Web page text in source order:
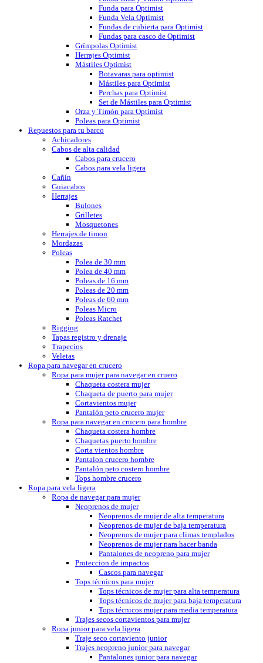
Funda para Optimist
Funda Vela Optimist
Fundas de cubierta para Optimist
Fundas para casco de Optimist
Grímpolas Optimist
Herrajes Optimist
Mástiles Optimist
Botavaras para optimist
Mástiles para Optimist
Perchas para Optimist
Set de Mástiles para Optimist
Orza y Timón para Optimist
Poleas para Optimist
Repuestos para tu barco
Achicadores
Cabos de alta calidad
Cabos para crucero
Cabos para vela ligera
Cañín
Guiacabos
Herrajes
Bulones
Grilletes
Mosquetones
Herrajes de timon
Mordazas
Poleas
Polea de 30 mm
Polea de 40 mm
Poleas de 16 mm
Poleas de 20 mm
Poleas de 60 mm
Poleas Micro
Poleas Ratchet
Rigging
Tapas registro y drenaje
Trapecios
Veletas
Ropa para navegar en crucero
Ropa para mujer para navegar en cruero
Chaqueta costera mujer
Chaqueta de puerto para mujer
Cortavientos mujer
Pantalón peto crucero mujer
Ropa para navegar en crucero para hombre
Chaqueta costera hombre
Chaquetas puerto hombre
Corta vientos hombre
Pantalon crucero hombre
Pantalón peto costero hombre
Tops hombre crucero
Ropa para vela ligera
Ropa de navegar para mujer
Neoprenos de mujer
Neoprenos de mujer de alta temperatura
Neoprenos de mujer de baja temperatura
Neoprenos de mujer para climas templados
Neoprenos de mujer para hacer banda
Pantalones de neopreno para mujer
Proteccion de impactos
Cascos para navegar
Tops técnicos para mujer
Tops técnicos de mujer para alta temperatura
Tops técnicos de mujer para baja temperatura
Tops técnicos mujer para media temperatura
Trajes secos cortavientos para mujer
Ropa junior para vela ligera
Traje seco cortaviento junior
Trajes neopreno junior para navegar
Pantalones junior para navegar